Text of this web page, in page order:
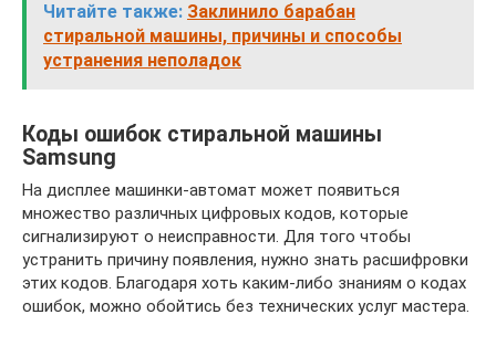
Читайте также: Заклинило барабан
стиральной машины, причины и способы
устранения неполадок
Коды ошибок стиральной машины
Samsung
На дисплее машинки-автомат может появиться
множество различных цифровых кодов, которые
сигнализируют о неисправности. Для того чтобы
устранить причину появления, нужно знать расшифровки
этих кодов. Благодаря хоть каким-либо знаниям о кодах
ошибок, можно обойтись без технических услуг мастера.